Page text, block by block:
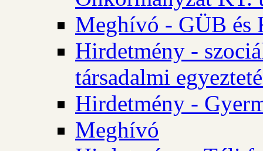
Meghívó - GÜB és
Hirdetmény -
társadalmi
Hirdetmény -
Meghívó